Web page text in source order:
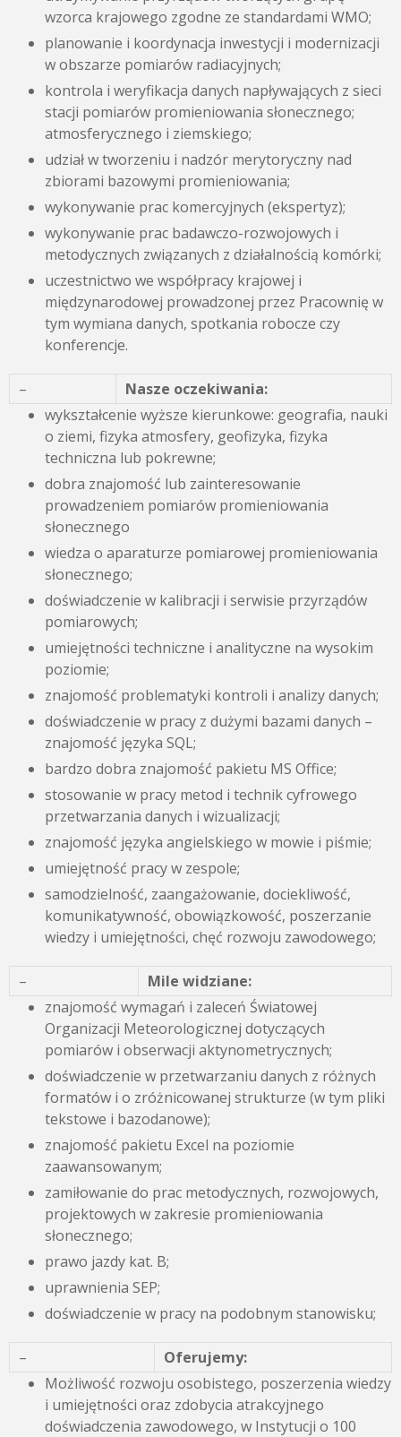
wzorca krajowego zgodne ze standardami WMO;
planowanie i koordynacja inwestycji i modernizacji
w obszarze pomiarów radiacyjnych;
kontrola i weryfikacja danych napływających z sieci
stacji pomiarów promieniowania słonecznego;
atmosferycznego i ziemskiego;
udział w tworzeniu i nadzór merytoryczny nad
zbiorami bazowymi promieniowania;
wykonywanie prac komercyjnych (ekspertyz);
wykonywanie prac badawczo-rozwojowych i
metodycznych związanych z działalnością komórki;
uczestnictwo we współpracy krajowej i
międzynarodowej prowadzonej przez Pracownię w
tym wymiana danych, spotkania robocze czy
konferencje.
–
Nasze oczekiwania:
wykształcenie wyższe kierunkowe: geografia, nauki
o ziemi, fizyka atmosfery, geofizyka, fizyka
techniczna lub pokrewne;
dobra znajomość lub zainteresowanie
prowadzeniem pomiarów promieniowania
słonecznego
wiedza o aparaturze pomiarowej promieniowania
słonecznego;
doświadczenie w kalibracji i serwisie przyrządów
pomiarowych;
umiejętności techniczne i analityczne na wysokim
poziomie;
znajomość problematyki kontroli i analizy danych;
doświadczenie w pracy z dużymi bazami danych –
znajomość języka SQL;
bardzo dobra znajomość pakietu MS Office;
stosowanie w pracy metod i technik cyfrowego
przetwarzania danych i wizualizacji;
znajomość języka angielskiego w mowie i piśmie;
umiejętność pracy w zespole;
samodzielność, zaangażowanie, dociekliwość,
komunikatywność, obowiązkowość, poszerzanie
wiedzy i umiejętności, chęć rozwoju zawodowego;
–
Mile widziane:
znajomość wymagań i zaleceń Światowej
Organizacji Meteorologicznej dotyczących
pomiarów i obserwacji aktynometrycznych;
doświadczenie w przetwarzaniu danych z różnych
formatów i o zróżnicowanej strukturze (w tym pliki
tekstowe i bazodanowe);
znajomość pakietu Excel na poziomie
zaawansowanym;
zamiłowanie do prac metodycznych, rozwojowych,
projektowych w zakresie promieniowania
słonecznego;
prawo jazdy kat. B;
uprawnienia SEP;
doświadczenie w pracy na podobnym stanowisku;
–
Oferujemy:
Możliwość rozwoju osobistego, poszerzenia wiedzy
i umiejętności oraz zdobycia atrakcyjnego
doświadczenia zawodowego, w Instytucji o 100